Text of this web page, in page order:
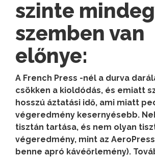
szinte
szemben van
előnye:
A French Press -nél a durva
csökken a kioldódás, és emiatt
hosszú áztatási idő, ami miatt
végeredmény kesernyésebb.
tisztán tartása, és nem olyan
végeredmény, mint az
benne apró kávéőrlemény).